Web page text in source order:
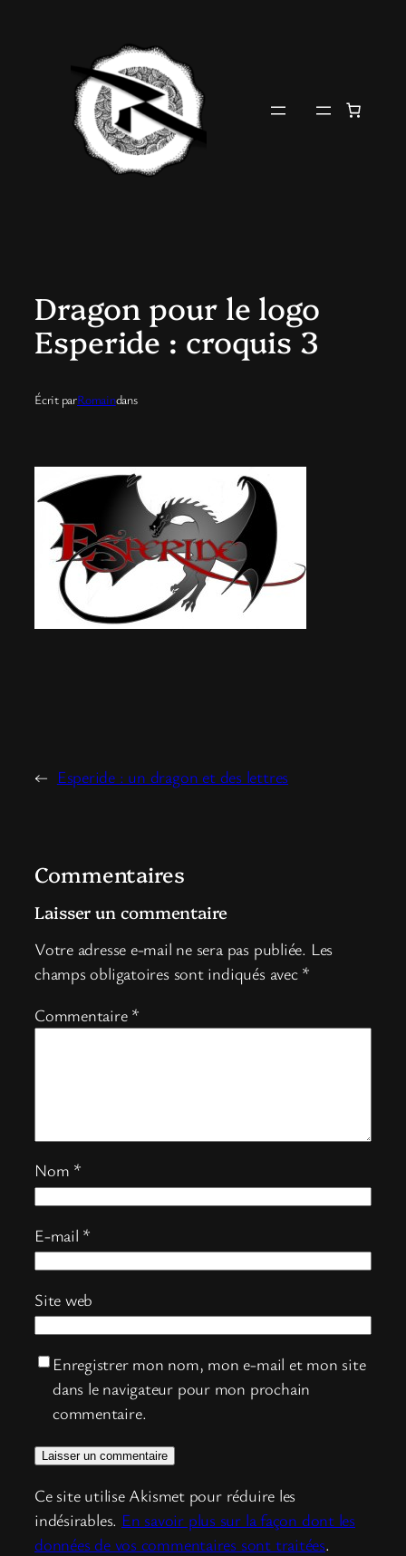
Dragon pour le logo
Esperide : croquis 3
Écrit parRomaindans
← Esperide : un dragon et des lettres
Commentaires
Laisser un commentaire
Votre adresse e-mail ne sera pas publiée. Les
champs obligatoires sont indiqués avec *
Commentaire *
Nom *
E-mail *
Site web
Enregistrer mon nom, mon e-mail et mon site
dans le navigateur pour mon prochain
commentaire.
Ce site utilise Akismet pour réduire les
indésirables. En savoir plus sur la façon dont les
données de vos commentaires sont traitées.